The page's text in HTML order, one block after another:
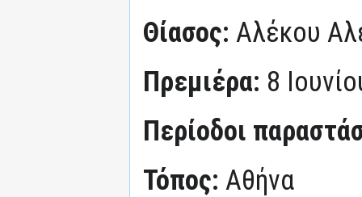
Θίασος: Αλέκου
Πρεμιέρα: 8
Περίοδοι
Τόπος: Αθήνα